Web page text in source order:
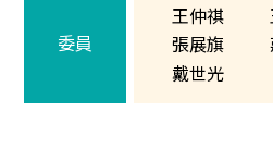
委員
王仲祺
張展旗
戴世光